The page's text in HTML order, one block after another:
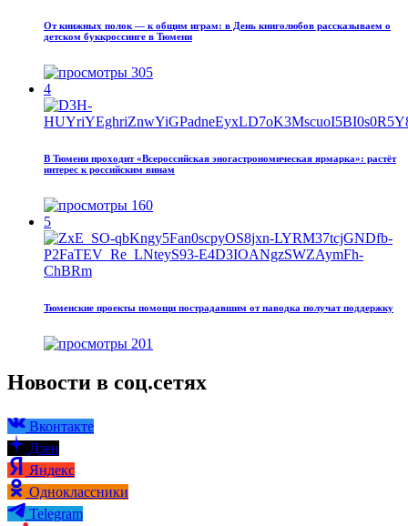
От книжных полок — к общим играм: в День книголюбов рассказываем о
детском буккроссинге в Тюмени
305
4
В Тюмени проходит «Всероссийская эногастрономическая ярмарка»: растёт
интерес к российским винам
160
5
Тюменские проекты помощи пострадавшим от паводка получат поддержку
201
Новости в соц.сетях
Вконтакте
Дзен
Яндекс
Одноклассники
Telegram